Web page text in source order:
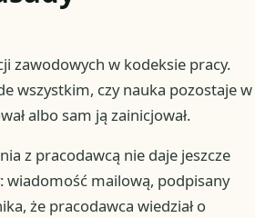
zawodowych w kodeksie pracy.
wszystkim, czy nauka pozostaje w
albo sam ją zainicjował.
z pracodawcą nie daje jeszcze
mailową, podpisany
że pracodawca wiedział o